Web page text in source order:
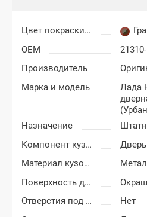
Цвет покраски Лада Нива 4х4
OEM
Производитель
Марка и модель
Лада
Назначение
Компонент кузова
Материал кузовных деталей
Поверхность двери
Отверстия под молдинг
Нет